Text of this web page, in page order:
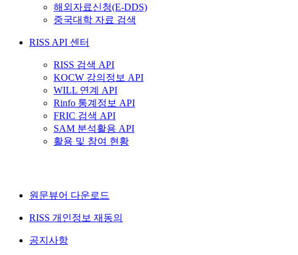
해외자료신청(E-DDS)
중국대학 자료 검색
RISS API 센터
RISS 검색 API
KOCW 강의정보 API
WILL 연계 API
Rinfo 통계정보 API
FRIC 검색 API
SAM 분석활용 API
활용 및 참여 현황
원문뷰어 다운로드
RISS 개인정보 재동의
공지사항